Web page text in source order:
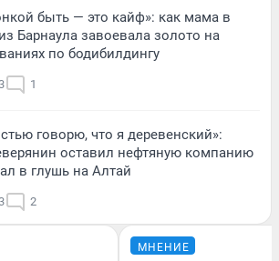
быть — это кайф»: как мама в
Барнаула завоевала золото на
по бодибилдингу
1
говорю, что я деревенский»:
оставил нефтяную компанию
в глушь на Алтай
2
МНЕНИЕ